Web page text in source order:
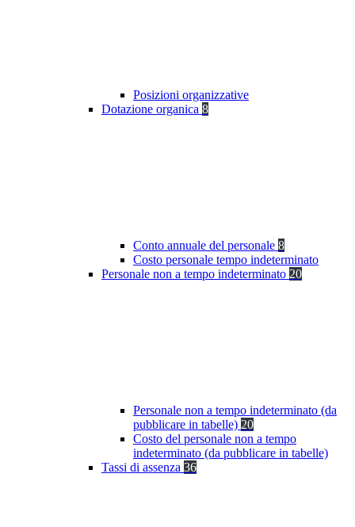
Posizioni organizzative
Dotazione organica 8
Conto annuale del personale 8
Costo personale tempo indeterminato
Personale non a tempo indeterminato 20
Personale non a tempo indeterminato (da
pubblicare in tabelle) 20
Costo del personale non a tempo
indeterminato (da pubblicare in tabelle)
Tassi di assenza 36